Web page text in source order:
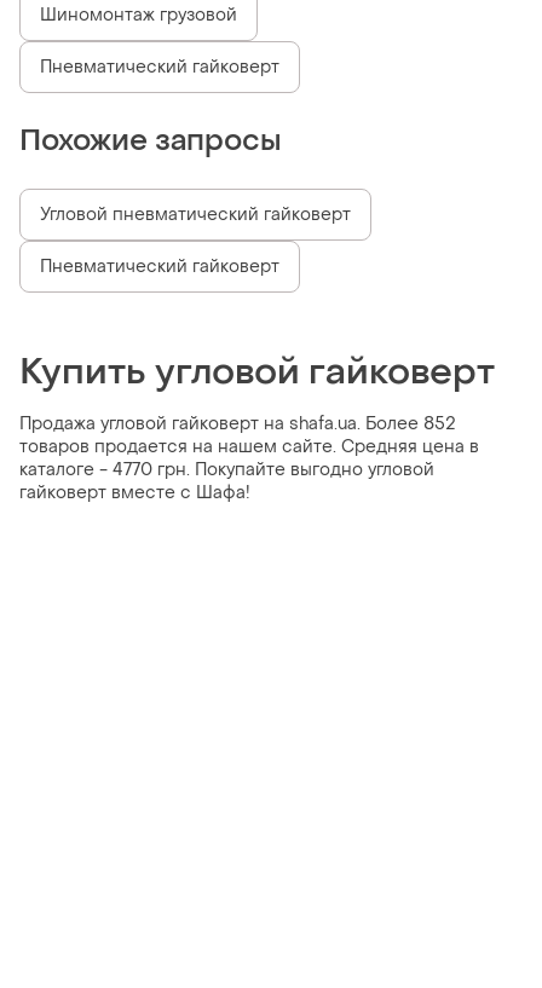
Шиномонтаж грузовой
Пневматический гайковерт
Похожие запросы
Угловой пневматический гайковерт
Пневматический гайковерт
Купить угловой гайковерт
Продажа угловой гайковерт на shafa.ua. Более 852
товаров продается на нашем сайте. Средняя цена в
каталоге - 4770 грн. Покупайте выгодно угловой
гайковерт вместе с Шафа!